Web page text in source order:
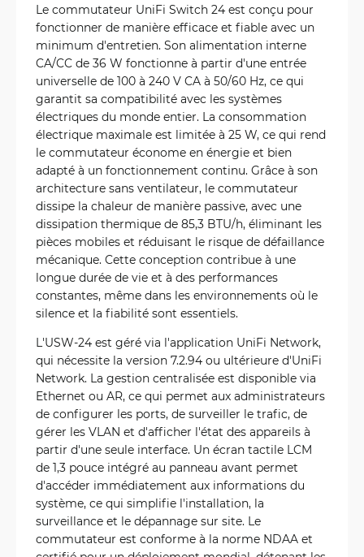
Le commutateur UniFi Switch 24 est conçu pour
fonctionner de manière efficace et fiable avec un
minimum d'entretien. Son alimentation interne
CA/CC de 36 W fonctionne à partir d'une entrée
universelle de 100 à 240 V CA à 50/60 Hz, ce qui
garantit sa compatibilité avec les systèmes
électriques du monde entier. La consommation
électrique maximale est limitée à 25 W, ce qui rend
le commutateur économe en énergie et bien
adapté à un fonctionnement continu. Grâce à son
architecture sans ventilateur, le commutateur
dissipe la chaleur de manière passive, avec une
dissipation thermique de 85,3 BTU/h, éliminant les
pièces mobiles et réduisant le risque de défaillance
mécanique. Cette conception contribue à une
longue durée de vie et à des performances
constantes, même dans les environnements où le
silence et la fiabilité sont essentiels.
L'USW-24 est géré via l'application UniFi Network,
qui nécessite la version 7.2.94 ou ultérieure d'UniFi
Network. La gestion centralisée est disponible via
Ethernet ou AR, ce qui permet aux administrateurs
de configurer les ports, de surveiller le trafic, de
gérer les VLAN et d'afficher l'état des appareils à
partir d'une seule interface. Un écran tactile LCM
de 1,3 pouce intégré au panneau avant permet
d'accéder immédiatement aux informations du
système, ce qui simplifie l'installation, la
surveillance et le dépannage sur site. Le
commutateur est conforme à la norme NDAA et